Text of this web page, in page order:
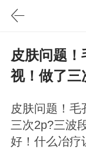
皮肤问题
视！做了三
皮肤问题！毛
三次2p?三波
好！什么冶疗